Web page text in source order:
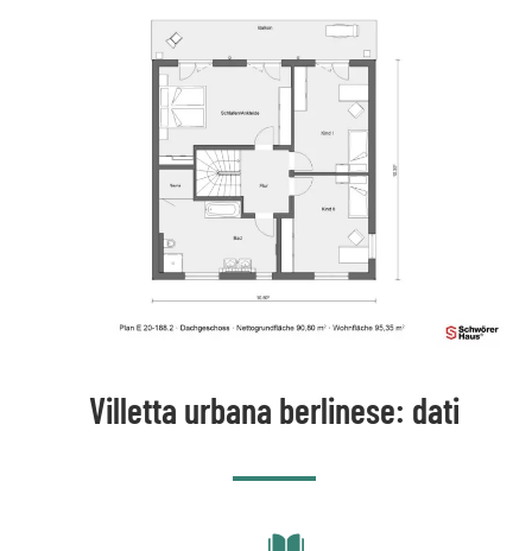
Villetta urbana berlinese: dati